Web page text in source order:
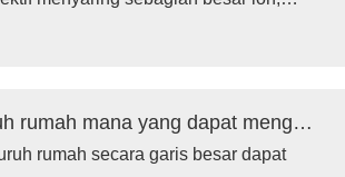
Sistem penyaringan air seluruh rumah mana yang dapat menghilangkan polutan terbanyak?
rumah secara garis besar dapat